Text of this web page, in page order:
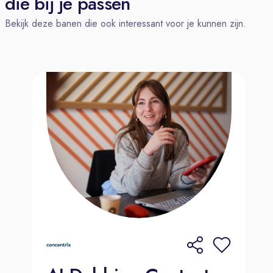
Salaris & Flexibiliteit: Een
marktconform salaris, de mogelijkheid
vanuit een andere EU-locatie te
werken.
Uitstekende basis: 100%
reiskostenvergoeding, 8%
vakantiegeld en 26 vakantiedagen
(plus de optie om er 9 extra bij te
kopen).
Vergoedingen: €57,50 netto
telefoonvergoeding (BYOD) en €30
fulltime) per maand.
Groei & Welzijn: Volop
Bekijk deze banen die ook interessant voor je kunnen zijn.